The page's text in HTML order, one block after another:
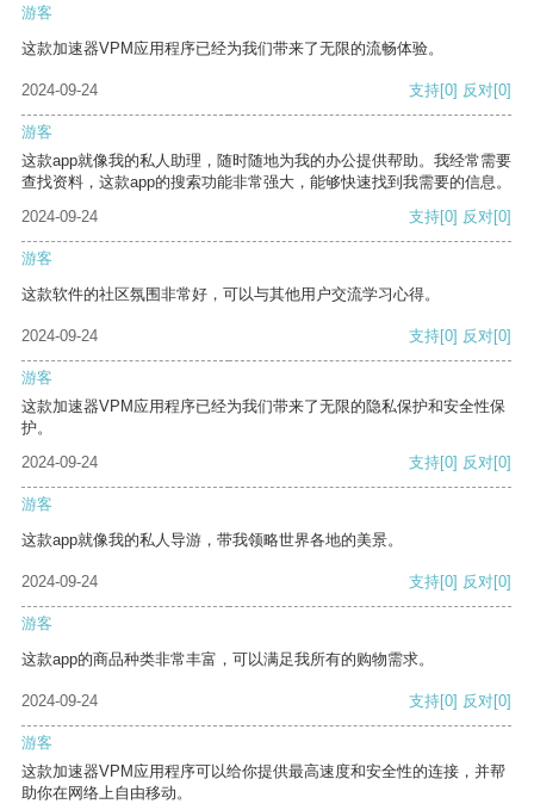
游客
这款加速器VPM应用程序已经为我们带来了无限的流畅体验。
2024-09-24 支持[0] 反对[0]
游客
这款app就像我的私人助理，随时随地为我的办公提供帮助。我经常需要
查找资料，这款app的搜索功能非常强大，能够快速找到我需要的信息。
2024-09-24
支持[0] 反对[0]
游客
这款软件的社区氛围非常好，可以与其他用户交流学习心得。
2024-09-24 支持[0] 反对[0]
游客
这款加速器VPM应用程序已经为我们带来了无限的隐私保护和安全性保
护。
2024-09-24
支持[0] 反对[0]
游客
这款app就像我的私人导游，带我领略世界各地的美景。
2024-09-24 支持[0] 反对[0]
游客
这款app的商品种类非常丰富，可以满足我所有的购物需求。
2024-09-24 支持[0] 反对[0]
游客
这款加速器VPM应用程序可以给你提供最高速度和安全性的连接，并帮
助你在网络上自由移动。